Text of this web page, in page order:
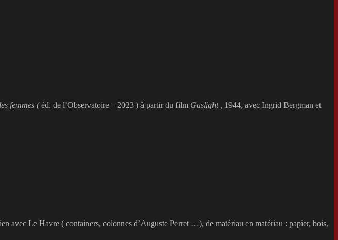
femmes (éd. de l’Observatoire – 2023 ) à partir du film Gaslight , 1944, avec Ingrid Bergman et
avec Le Havre ( containers, colonnes d’Auguste Perret …), de matériau en matériau : papier, bois,